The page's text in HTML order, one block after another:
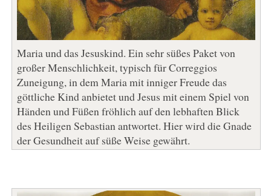
Maria und das Jesuskind. Ein sehr süßes Paket von
großer Menschlichkeit, typisch für Correggios
Zuneigung, in dem Maria mit inniger Freude das
göttliche Kind anbietet und Jesus mit einem Spiel von
Händen und Füßen fröhlich auf den lebhaften Blick
des Heiligen Sebastian antwortet. Hier wird die Gnade
der Gesundheit auf süße Weise gewährt.